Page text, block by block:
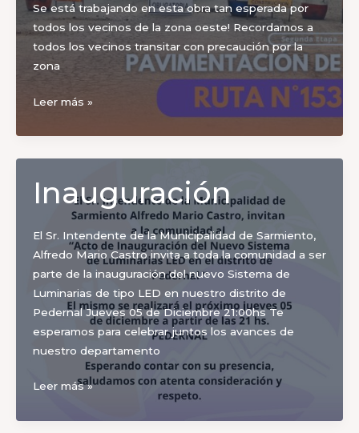
vecinos!
Se está trabajando en esta obra tan esperada por
todos los vecinos de la zona oeste! Recordamos a
todos los vecinos transitar con precaución por la
zona
Comenzó
segunda
etapa
pavimentación
la
Ruta
Nacional
N°153
Leer más »
Inauguración
El Sr. Intendente de la Municipalidad de Sarmiento,
Alfredo Mario Castro invita a toda la comunidad a ser
parte de la inauguración del nuevo Sistema de
Luminarias de tipo LED en nuestro distrito de
Pedernal Jueves 05 de Diciembre 21:00hs Te
esperamos para celebrar juntos los avances de
nuestro departamento
Inauguración
Leer más »